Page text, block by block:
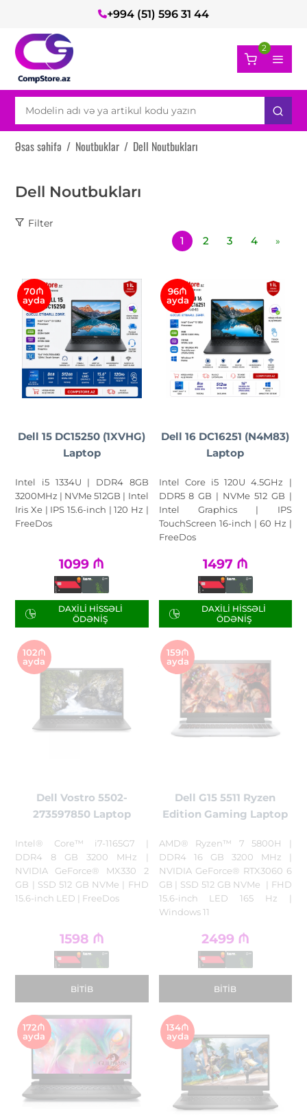
+994 (51) 596 31 44
2
Əsas səhifə / Noutbuklar / Dell Noutbukları
Dell Noutbukları
Filter
1 2 3 4 »
70₼
ayda
Dell 15 DC15250 (1XVHG)
Laptop
Intel i5 1334U | DDR4 8GB
3200MHz | NVMe 512GB | Intel
Iris Xe | IPS 15.6-inch | 120 Hz |
FreeDos
1099 ₼
DAXILI HISSƏLI
ÖDƏNIŞ
96₼
ayda
Dell 16 DC16251 (N4M83)
Laptop
Intel Core i5 120U 4.5GHz |
DDR5 8 GB | NVMe 512 GB |
Intel Graphics | IPS
TouchScreen 16-inch | 60 Hz |
FreeDos
1497 ₼
DAXILI HISSƏLI
ÖDƏNIŞ
102₼
ayda
Dell Vostro 5502-
273597850 Laptop
Intel® Core™ i7-1165G7 |
DDR4 8 GB 3200 MHz |
NVIDIA GeForce® MX330 2
GB | SSD 512 GB NVMe | FHD
15.6-inch LED | FreeDos
1598 ₼
BITIB
159₼
ayda
Dell G15 5511 Ryzen
Edition Gaming Laptop
AMD® Ryzen™ 7 5800H |
DDR4 16 GB 3200 MHz |
NVIDIA GeForce® RTX3060 6
GB | SSD 512 GB NVMe | FHD
15.6-inch LED 165 Hz |
Windows 11
2499 ₼
BITIB
172₼
ayda
134₼
ayda